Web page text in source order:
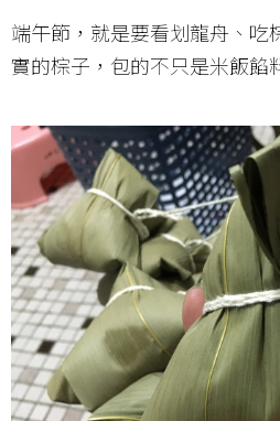
端午節，就是要看划龍舟、吃
實的棕子，包的不只是米飯餡